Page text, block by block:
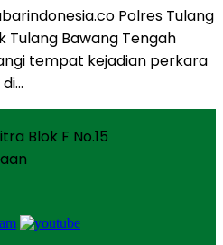
Polres Tulang
Tulang Bawang Tengah
tempat kejadian perkara
Blok F No.15